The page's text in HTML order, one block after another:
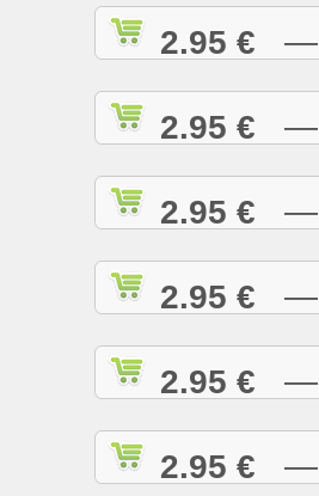
2.95 € —
2.95 € —
2.95 € —
2.95 € —
2.95 € —
2.95 € —